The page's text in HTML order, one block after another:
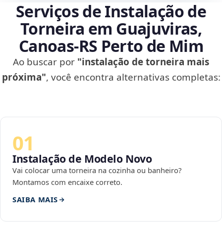
Serviços de Instalação de
Torneira em Guajuviras,
Canoas‑RS Perto de Mim
Ao buscar por "instalação de torneira mais
próxima", você encontra alternativas completas:
01
Instalação de Modelo Novo
Vai colocar uma torneira na cozinha ou banheiro?
Montamos com encaixe correto.
SAIBA MAIS